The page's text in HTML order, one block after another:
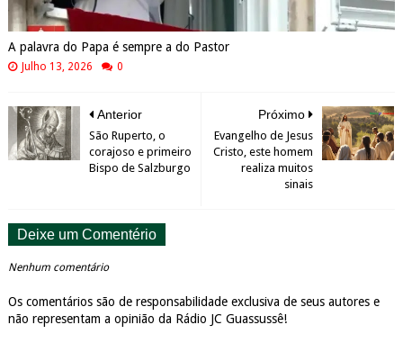
A palavra do Papa é sempre a do Pastor
Julho 13, 2026 0
Próximo
Evangelho de Jesus
Cristo, este homem
realiza muitos
sinais
Anterior
São Ruperto, o
corajoso e primeiro
Bispo de Salzburgo
Deixe um Comentério
Nenhum comentário
Os comentários são de responsabilidade exclusiva de seus autores e
não representam a opinião da Rádio JC Guassussê!